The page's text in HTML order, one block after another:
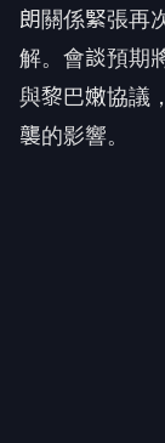
朗關係緊張再
解。會談預期
與黎巴嫩協議
襲的影響。